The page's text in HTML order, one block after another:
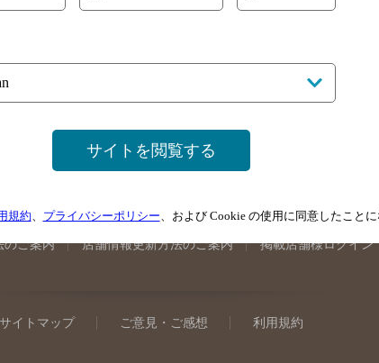
検索
ー検索
検索 大阪府のバー検索 京都府のバー検索 兵庫県の
岡山県のバー検索 山口県のバー検索
高知県のバー検索 福岡県のバー検索
のご案内 店舗情報更新方法のご案内 掲載店舗様ログイン
サイトマップ ご意見・ご感想 利用規約
サイトを閲覧する
規約、 プライバシーポリシー、および Cookie の使用に同意したことに